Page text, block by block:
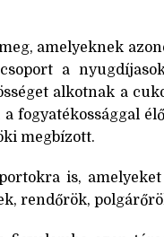
amelyeknek
a
alkotnak a
fogyatékossággal
megbízott.
is,
rendőrök,